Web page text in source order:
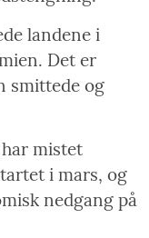
landene i
Det er
smittede og
mistet
i mars, og
nedgang på